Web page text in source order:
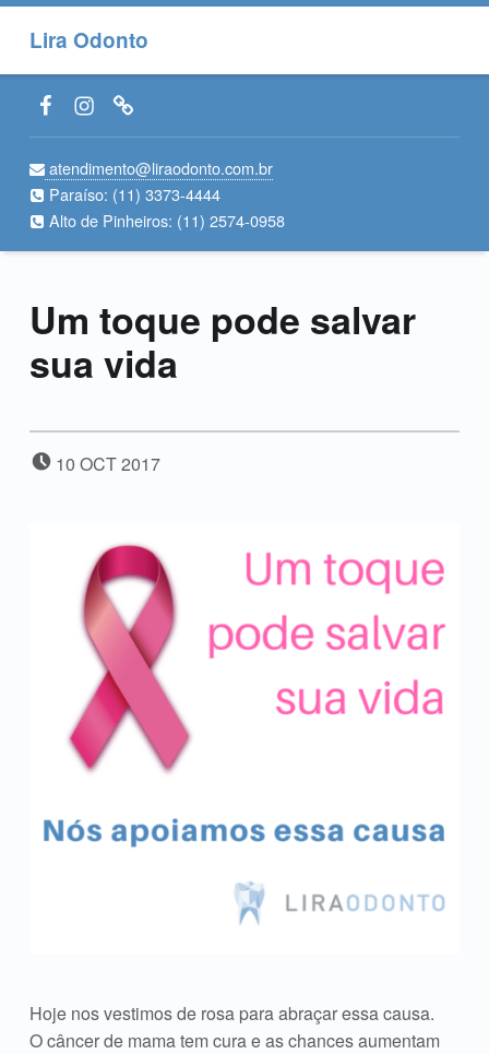
Lira Odonto
Facebook LiraOdonto
Instagram LiraOdonto
Site LiraOdonto
atendimento@liraodonto.com.br
Paraíso: (11) 3373-4444
Alto de Pinheiros: (11) 2574-0958
Um toque pode salvar
sua vida
POSTED ON:
10 OCT2017
Hoje nos vestimos de rosa para abraçar essa causa.
O câncer de mama tem cura e as chances aumentam